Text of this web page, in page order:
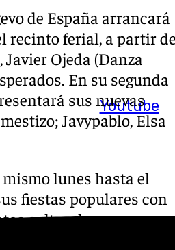
Youtube
de España arrancará
recinto ferial, a partir de
Javier Ojeda (Danza
En su segunda
sus nuevas
Javypablo, Elsa
mismo lunes hasta el
fiestas populares con
culturales,
Zaidín Rock, la